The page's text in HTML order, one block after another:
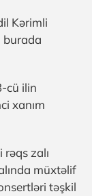
Kərimli
burada
cü ilin
xanım
zalı
müxtəlif
təşkil